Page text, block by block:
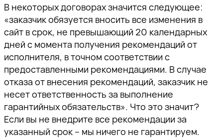
В некоторых договорах значится следующее:
«заказчик обязуется вносить все изменения в
сайт в срок, не превышающий 20 календарных
дней с момента получения рекомендаций от
исполнителя, в точном соответствии с
предоставленными рекомендациями. В случае
отказа от внесения рекомендаций, заказчик не
несет ответственность за выполнение
гарантийных обязательств». Что это значит?
Если вы не внедрите все рекомендации за
указанный срок – мы ничего не гарантируем.